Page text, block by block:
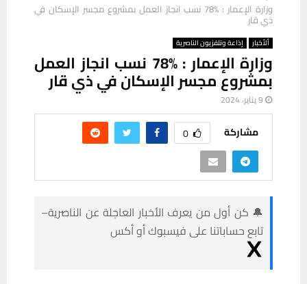
وزارة الإعمار : 78‎%‎ نسب انجاز العمل بمشروع مجسر الإسكان في
ذي قار
ألأخبار إذاعة وتلفزيون الناصرية
وزارة الإعمار : 78‎%‎ نسب انجاز العمل
بمشروع مجسر الإسكان في ذي قار
9 يناير، 2024
مشاركة 0
🔔 كن أول من يعرف الأخبار العاجلة عن الناصرية–
تابع حساباتنا على فيسبوك أو أكس